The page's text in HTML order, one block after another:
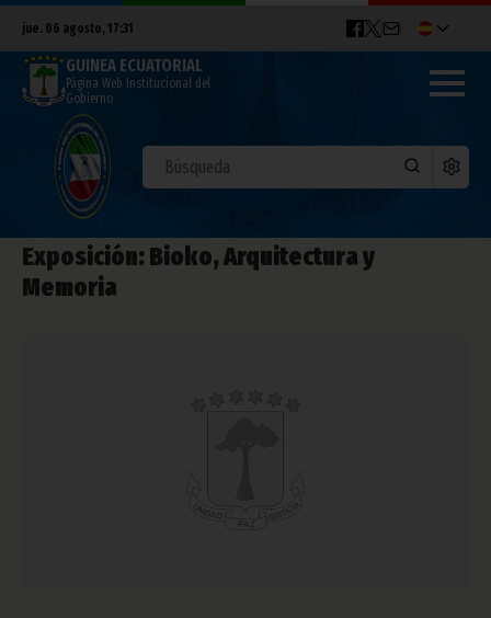
jue. 06 agosto, 17:31
GUINEA ECUATORIAL
Página Web Institucional del
Gobierno
Exposición: Bioko, Arquitectura y
Memoria